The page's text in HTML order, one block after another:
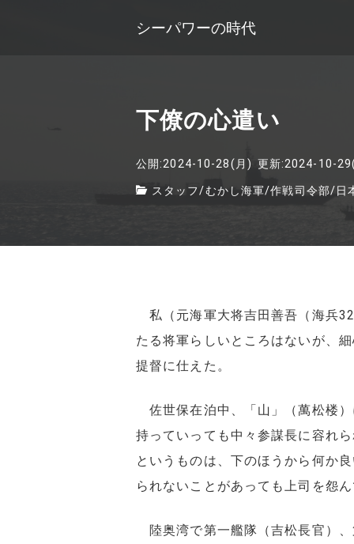
シーパワーの時代
下僚の心遣い
公開:2024-10-28(月) 更新:2024-10-
スタッフ/むかし海軍/作戦司令部/日
私（元海軍大将吉田善吾（海兵
たる将軍らしいところはないが、
提督に仕えた。
佐世保在泊中、「山」（萬松楼
持っていっても中々参謀長に容れ
というものは、下のほうから何か
られないことがあっても上司を怨
陸奥湾で第一艦隊（吉松長官）